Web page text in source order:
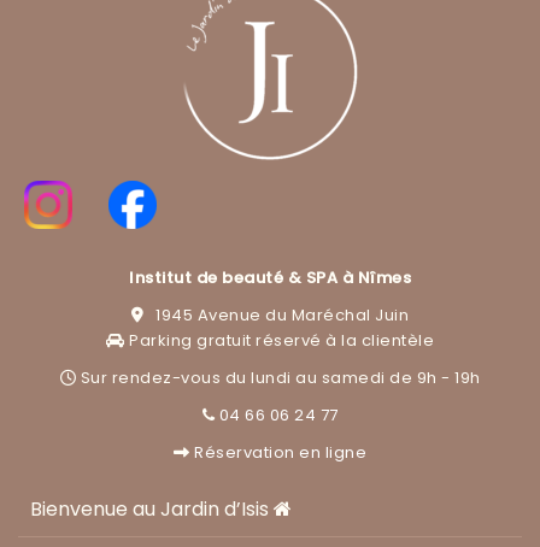
Institut de beauté & SPA à Nîmes
1945 Avenue du Maréchal Juin
Parking gratuit réservé à la clientèle
Sur rendez-vous du lundi au samedi de 9h - 19h
04 66 06 24 77
Réservation en ligne
Bienvenue au Jardin d’Isis